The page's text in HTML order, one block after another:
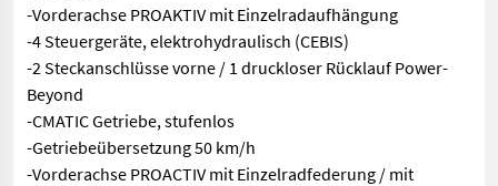
-Vorderachse PROAKTIV mit Einzelradaufhängung
-4 Steuergeräte, elektrohydraulisch (CEBIS)
-2 Steckanschlüsse vorne / 1 druckloser Rücklauf Power-
Beyond
-CMATIC Getriebe, stufenlos
-Getriebeübersetzung 50 km/h
-Vorderachse PROACTIV mit Einzelradfederung / mit